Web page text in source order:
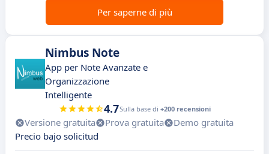
Per saperne di più
Nimbus Note
App per Note Avanzate e
Organizzazione
Intelligente
4.7Sulla base di +200 recensioni
Versione gratuita Prova gratuita
Demo gratuita
Precio bajo solicitud